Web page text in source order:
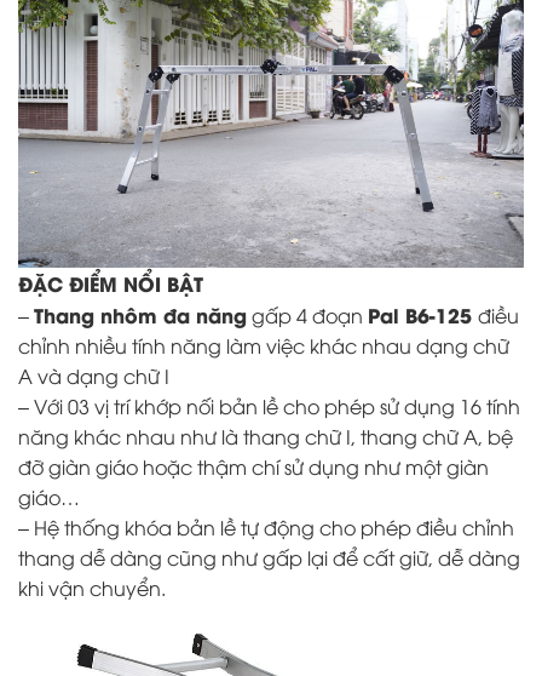
ĐẶC ĐIỂM NỔI BẬT
–Thang nhôm đa nănggấp 4 đoạn Pal B6-125 điều
chỉnh nhiều tính năng làm việc khác nhau dạng chữ
A và dạng chữ I
– Với 03 vị trí khớp nối bản lề cho phép sử dụng 16 tính
năng khác nhau như là thang chữ I, thang chữ A, bệ
đỡ giàn giáo hoặc thậm chí sử dụng như một giàn
giáo…
– Hệ thống khóa bản lề tự động cho phép điều chỉnh
thang dễ dàng cũng như gấp lại để cất giữ, dễ dàng
khi vận chuyển.